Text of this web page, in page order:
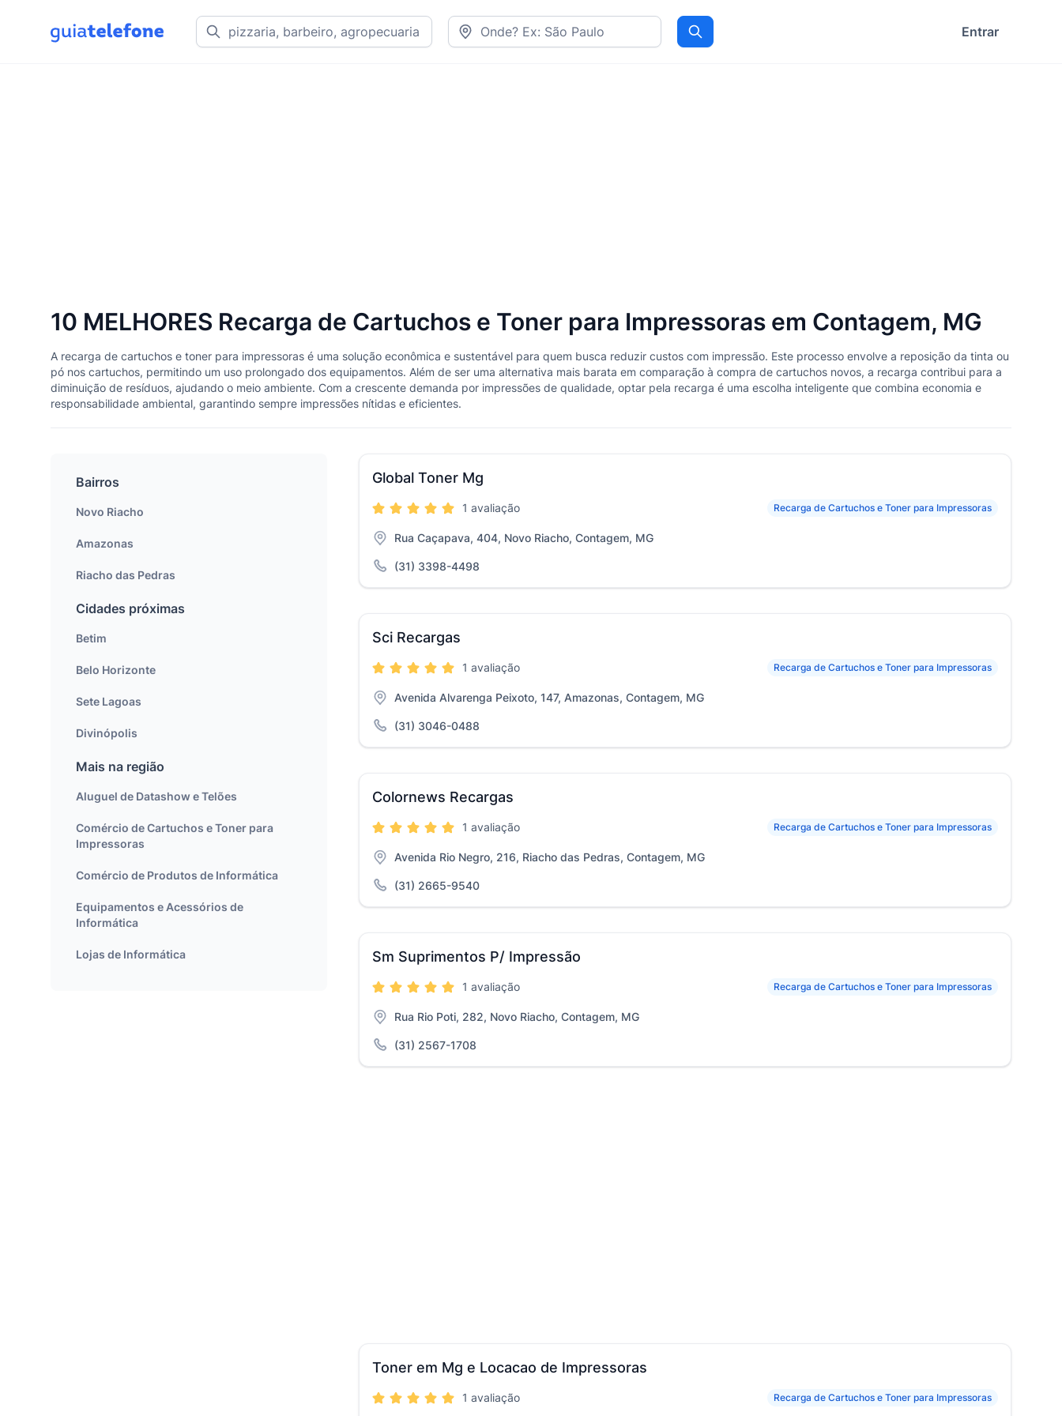
Procurar Entrar
10 MELHORES Recarga de Cartuchos e Toner para Impressoras em Contagem, MG
A recarga de cartuchos e toner para impressoras é uma solução econômica e sustentável para quem busca reduzir custos com impressão. Este processo envolve a reposição da tinta ou
pó nos cartuchos, permitindo um uso prolongado dos equipamentos. Além de ser uma alternativa mais barata em comparação à compra de cartuchos novos, a recarga contribui para a
diminuição de resíduos, ajudando o meio ambiente. Com a crescente demanda por impressões de qualidade, optar pela recarga é uma escolha inteligente que combina economia e
responsabilidade ambiental, garantindo sempre impressões nítidas e eficientes.
Global Toner Mg
Recarga de Cartuchos e Toner para Impressoras
1 avaliação
Rua Caçapava, 404, Novo Riacho, Contagem, MG
(31) 3398-4498
Sci Recargas
Recarga de Cartuchos e Toner para Impressoras
1 avaliação
Avenida Alvarenga Peixoto, 147, Amazonas, Contagem, MG
(31) 3046-0488
Colornews Recargas
Recarga de Cartuchos e Toner para Impressoras
1 avaliação
Avenida Rio Negro, 216, Riacho das Pedras, Contagem, MG
(31) 2665-9540
Sm Suprimentos P/ Impressão
Recarga de Cartuchos e Toner para Impressoras
1 avaliação
Rua Rio Poti, 282, Novo Riacho, Contagem, MG
(31) 2567-1708
Toner em Mg e Locacao de Impressoras
Recarga de Cartuchos e Toner para Impressoras
1 avaliação
Bairros
Novo Riacho
Amazonas
Riacho das Pedras
Cidades próximas
Betim
Belo Horizonte
Sete Lagoas
Divinópolis
Mais na região
Aluguel de Datashow e Telões
Comércio de Cartuchos e Toner para
Impressoras
Comércio de Produtos de Informática
Equipamentos e Acessórios de
Informática
Lojas de Informática